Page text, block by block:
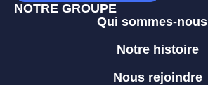
NOTRE GROUPE
Qui sommes-
Notre histoire
Nous rejoindre